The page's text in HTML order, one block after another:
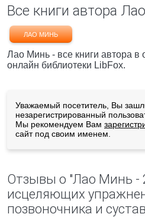
Все книги автора
ЛАО МИНЬ
Лао Минь - все книги автора в
онлайн библиотеки LibFox.
Уважаемый посетитель, Вы
незарегистрированный
Мы рекомендуем Вам
сайт под своим именем.
Отзывы о "Лао Минь -
исцеляющих
позвоночника и